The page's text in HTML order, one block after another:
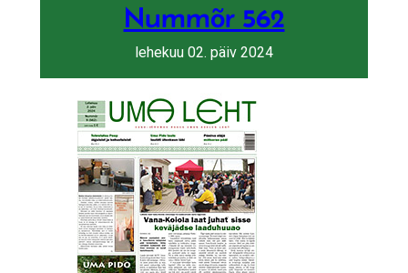
Nummõr 562
lehekuu 02. päiv 2024